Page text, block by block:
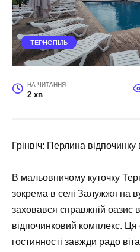
ТЕРНОПІЛЬ
НА ЧИТАННЯ
2 хв
Грінвіч: Перлина
В мальовничому куточку
зокрема в селі Залужжя на
заховався справжній оазис
відпочинковий комплекс.
гостинності завжди радо